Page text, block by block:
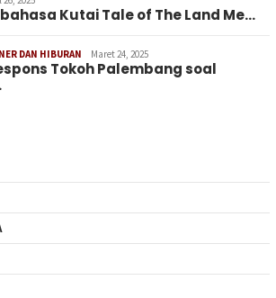
Kutai Tale of The Land Me…
DAN HIBURAN Maret 24, 2025
Tokoh Palembang soal